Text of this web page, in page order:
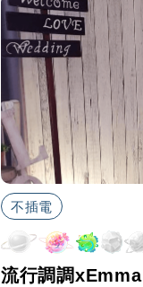
不插電
流行調調xEmma